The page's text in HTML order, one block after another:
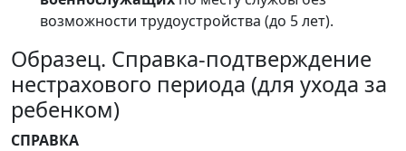
возможности трудоустройства (до 5 лет).
Образец. Справка-подтверждение
нестрахового периода (для ухода за
ребенком)
СПРАВКА